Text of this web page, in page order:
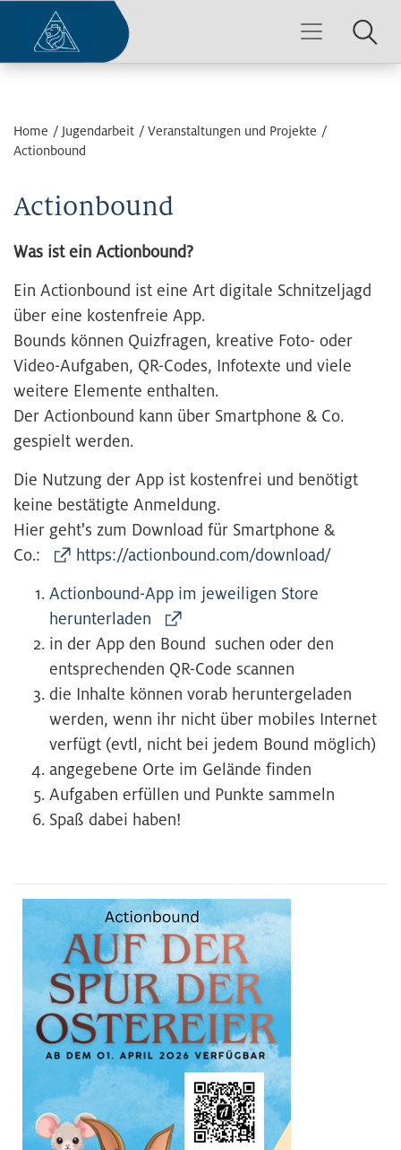
Home Jugendarbeit
Veranstaltungen und Projekte
Actionbound
Actionbound
Was ist ein Actionbound?
Ein Actionbound ist eine Art digitale Schnitzeljagd
über eine kostenfreie App.
Bounds können Quizfragen, kreative Foto- oder
Video-Aufgaben, QR-Codes, Infotexte und viele
weitere Elemente enthalten.
Der Actionbound kann über Smartphone & Co.
gespielt werden.
Die Nutzung der App ist kostenfrei und benötigt
keine bestätigte Anmeldung.
Hier geht's zum Download für Smartphone &
Co.:
https://actionbound.com/download/
Actionbound-App im jeweiligen Store
herunterladen
in der App den Bound suchen oder den
entsprechenden QR-Code scannen
die Inhalte können vorab heruntergeladen
werden, wenn ihr nicht über mobiles Internet
verfügt (evtl, nicht bei jedem Bound möglich)
angegebene Orte im Gelände finden
Aufgaben erfüllen und Punkte sammeln
Spaß dabei haben!